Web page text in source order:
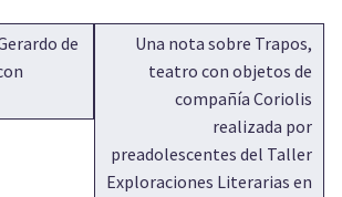
EXPLORACIONES LITERARIAS
LITERARIAS
de
Siguiente:
Una nota sobre Trapos,
teatro con objetos de
compañía Coriolis
realizada por
preadolescentes del Taller
Exploraciones Literarias en